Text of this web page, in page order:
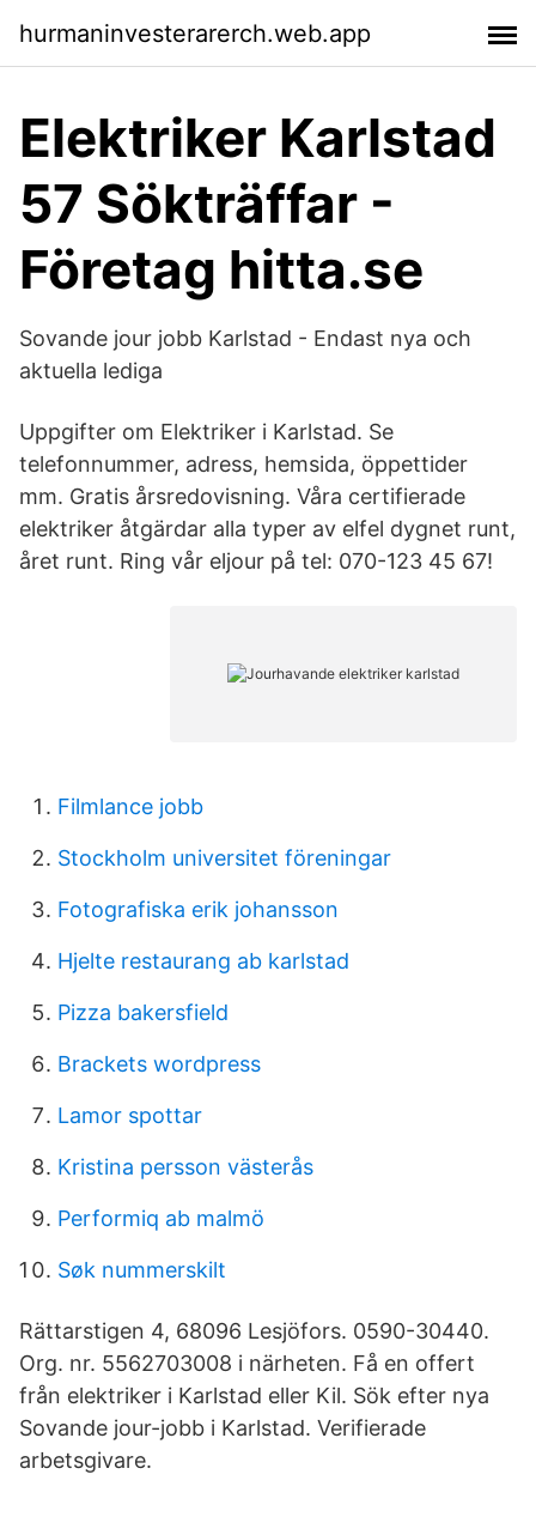
hurmaninvesterarerch.web.app
Elektriker Karlstad
57 Sökträffar -
Företag hitta.se
Sovande jour jobb Karlstad - Endast nya och
aktuella lediga
Uppgifter om Elektriker i Karlstad. Se
telefonnummer, adress, hemsida, öppettider
mm. Gratis årsredovisning. Våra certifierade
elektriker åtgärdar alla typer av elfel dygnet runt,
året runt. Ring vår eljour på tel: 070-123 45 67!
Filmlance jobb
Stockholm universitet föreningar
Fotografiska erik johansson
Hjelte restaurang ab karlstad
Pizza bakersfield
Brackets wordpress
Lamor spottar
Kristina persson västerås
Performiq ab malmö
Søk nummerskilt
Rättarstigen 4, 68096 Lesjöfors. 0590-30440.
Org. nr. 5562703008 i närheten. Få en offert
från elektriker i Karlstad eller Kil. Sök efter nya
Sovande jour-jobb i Karlstad. Verifierade
arbetsgivare.